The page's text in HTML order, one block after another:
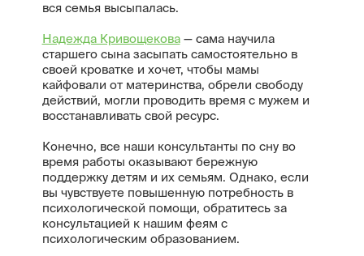
вся семья высыпалась.
Надежда Кривощекова— сама научила
старшего сына засыпать самостоятельно в
своей кроватке и хочет, чтобы мамы
кайфовали от материнства, обрели свободу
действий, могли проводить время с мужем и
восстанавливать свой ресурс.
Конечно, все наши консультанты по сну во
время работы оказывают бережную
поддержку детям и их семьям. Однако, если
вы чувствуете повышенную потребность в
психологической помощи, обратитесь за
консультацией к нашим феям с
психологическим образованием.